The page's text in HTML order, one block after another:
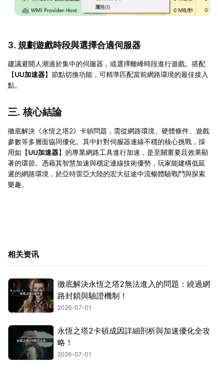
3. 規劃遊戲時段與選擇合適伺服器
建議避開人潮過於集中的伺服器，或選擇離峰時段進行遊戲。搭配
【UU加速器】節點切換功能，可精準匹配當前網路環境的最佳接入
點。
三. 核心結論
徹底解決《永恆之塔2》卡頓問題，需從網路環境、硬體條件、遊戲
參數等多層面協同優化。其中針對伺服器連線不穩的核心挑戰，採
用如【UU加速器】的專業網路工具進行加速，是至關重要且效果顯
著的環節。憑藉其智慧加速與穩定連線技術優勢，玩家能建構低延
遲的網路環境，於亞特雷亞大陸的宏大征途中流暢體驗戰鬥與探索
樂趣。
相关资讯
徹底解決永恆之塔2無法進入的問題：繞過網
路封鎖與驗證機制！
2026-07-01
永恆之塔2卡頓成因詳細剖析與加速優化全攻
略！
2026-07-01